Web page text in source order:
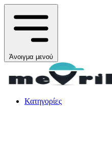
Άνοιγμα μενού
Κατηγορίες